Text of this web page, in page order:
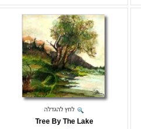
Tree By The Lake